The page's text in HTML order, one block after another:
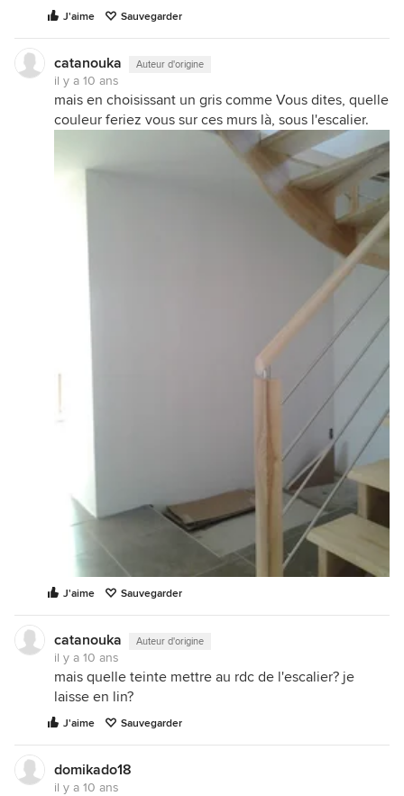
J'aime Sauvegarder
catanouka Auteur d'origine
il y a 10 ans
mais en choisissant un gris comme Vous dites, quelle
couleur feriez vous sur ces murs là, sous l'escalier.
J'aime Sauvegarder
catanouka Auteur d'origine
il y a 10 ans
mais quelle teinte mettre au rdc de l'escalier? je
laisse en lin?
J'aime Sauvegarder
domikado18
il y a 10 ans